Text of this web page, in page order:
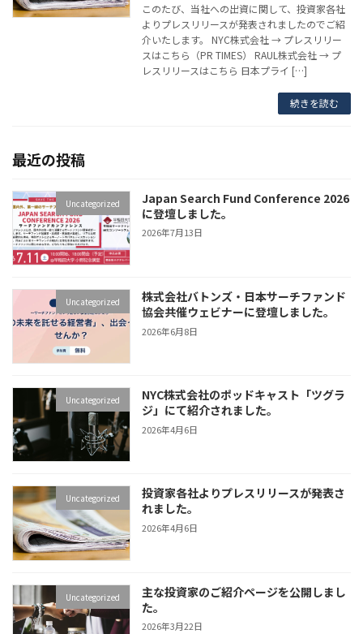
このたび、当社への出資に関して、投資家各社
よりプレスリリースが発表されましたのでご紹
介いたします。 NYC株式会社 → プレスリリー
スはこちら（PR TIMES） RAUL株式会社 → プ
レスリリースはこちら 日本プライ […]
続きを読む
最近の投稿
Uncategorized
Japan Search Fund Conference 2026
に登壇しました。
2026年7月13日
Uncategorized
株式会社バトンズ・日本サーチファンド
協会共催ウェビナーに登壇しました。
2026年6月8日
Uncategorized
NYC株式会社のポッドキャスト「ツグラ
ジ」にて紹介されました。
2026年4月6日
Uncategorized
投資家各社よりプレスリリースが発表さ
れました。
2026年4月6日
Uncategorized
主な投資家のご紹介ページを公開しまし
た。
2026年3月22日